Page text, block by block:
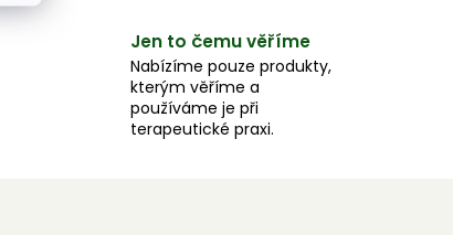
Jen to čemu věříme
Nabízíme pouze produkty,
kterým věříme a
používáme je při
terapeutické praxi.